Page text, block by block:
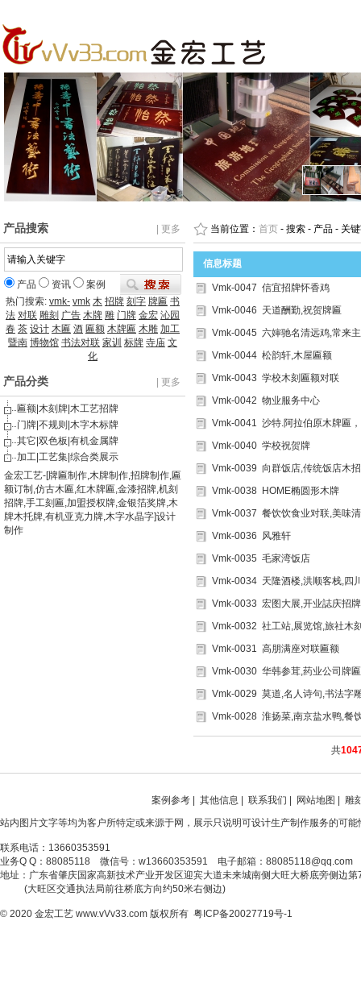
产品搜索 | 更多
产品 资讯
案例
热门搜索: vmk- vmk 木 招牌 刻字 牌匾 书
法 对联 雕刻 广告 木牌 雕 门牌 金宏 沁园
春 茶 设计 木匾 酒 匾额 木牌匾 木雕 加工
暨南 博物馆 书法对联 家训 标牌 寺庙 文
化
产品分类 | 更多
匾额|木刻牌|木工艺招牌
门牌|不规则|木字木标牌
其它|双色板|有机金属牌
加工|工艺集|综合类展示
金宏工艺-[牌匾制作,木牌制作,招牌制作,匾
额订制,仿古木匾,红木牌匾,金漆招牌,机刻
招牌,手工刻匾,加盟授权牌,金银箔奖牌,木
牌木托牌,有机亚克力牌,木字水晶字]设计
制作
当前位置： 首页 - 搜索 - 产品 - 关
信息标题
Vmk-0047 信宜招牌怀香鸡
Vmk-0046 天道酬勤,祝贺牌匾
Vmk-0045 六婶驰名清远鸡,常来
Vmk-0044 松韵轩,木屋匾额
Vmk-0043 学校木刻匾额对联
Vmk-0042 物业服务中心
Vmk-0041 沙特.阿拉伯原木牌匾
Vmk-0040 学校祝贺牌
Vmk-0039 向群饭店,传统饭店木
Vmk-0038 HOME椭圆形木牌
Vmk-0037 餐饮饮食业对联,美味
Vmk-0036 风雅轩
Vmk-0035 毛家湾饭店
Vmk-0034 天隆酒楼,洪顺客栈,四
Vmk-0033 宏图大展,开业誌庆招牌
Vmk-0032 社工站,展览馆,旅社木
Vmk-0031 高朋满座对联匾额
Vmk-0030 华韩参茸,药业公司牌匾
Vmk-0029 莫道,名人诗句,书法字
Vmk-0028 淮扬菜,南京盐水鸭,餐
共
案例参考| 其他信息 联系我们 网站地图
雕
站内图片文字等均为客户所特定或来源于网，展示只说明可设计生产制作服务的可
联系电话：13660353591
业务Q Q：88085118 微信号：w13660353591 电子邮箱：88085118@qq.com
地址：广东省肇庆国家高新技术产业开发区迎宾大道未来城南侧大旺大桥底旁侧边第
(大旺区交通执法局前往桥底方向约50米右侧边)
© 2020 金宏工艺 www.vVv33.com 版权所有 粤ICP备20027719号-1